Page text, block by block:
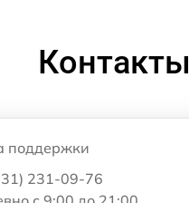
Контакты
поддержки
231-09-76